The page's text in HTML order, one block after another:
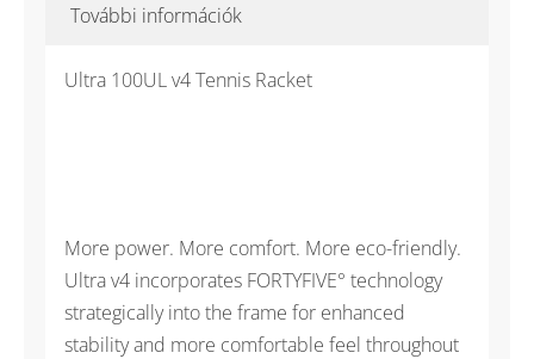
További információk
Ultra 100UL v4 Tennis Racket
More power. More comfort. More eco-friendly.
Ultra v4 incorporates FORTYFIVE° technology
strategically into the frame for enhanced
stability and more comfortable feel throughout